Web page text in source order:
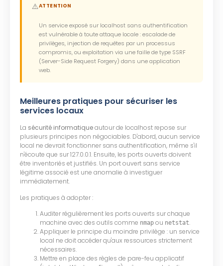
⚠️ATTENTION
Un service exposé sur localhost sans authentification
est vulnérable à toute attaque locale : escalade de
privilèges, injection de requêtes par un processus
compromis, ou exploitation via une faille de type SSRF
(Server-Side Request Forgery) dans une application
web.
Meilleures pratiques pour sécuriser les
services locaux
La sécurité informatiqueautour de localhost repose sur
plusieurs principes non négociables. D'abord, aucun service
local ne devrait fonctionner sans authentification, même s'il
n'écoute que sur 127.0.0.1. Ensuite, les ports ouverts doivent
être inventoriés et justifiés. Un port ouvert sans service
légitime associé est une anomalie à investiguer
immédiatement.
Les pratiques à adopter :
Auditer régulièrement les ports ouverts sur chaque
machine avec des outils comme nmap ou netstat.
Appliquer le principe du moindre privilège : un service
local ne doit accéder qu'aux ressources strictement
nécessaires.
Mettre en place des règles de pare-feu applicatif